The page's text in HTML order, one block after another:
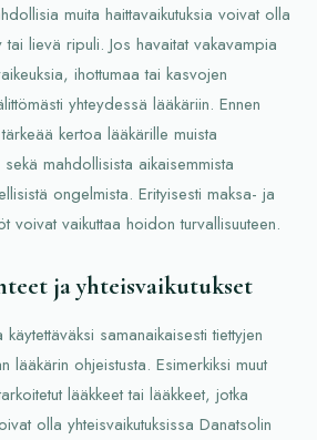
muita haittavaikutuksia voivat olla
lievä ripuli. Jos havaitat vakavampia
ihottumaa tai kasvojen
yhteydessä lääkäriin. Ennen
kertoa lääkärille muista
mahdollisista aikaisemmista
ongelmista. Erityisesti maksa- ja
voivat vaikuttaa hoidon turvallisuuteen.
ja yhteisvaikutukset
samanaikaisesti tiettyjen
lääkärin ohjeistusta. Esimerkiksi muut
lääkkeet tai lääkkeet, jotka
olla yhteisvaikutuksissa Danatsolin